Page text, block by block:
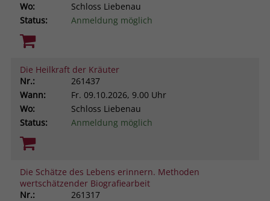
Wo:
Schloss Liebenau
Status:
Anmeldung möglich
Die Heilkraft der Kräuter
Nr.:
261437
Wann:
Fr. 09.10.2026, 9.00 Uhr
Wo:
Schloss Liebenau
Status:
Anmeldung möglich
Die Schätze des Lebens erinnern. Methoden
wertschätzender Biografiearbeit
Nr.:
261317